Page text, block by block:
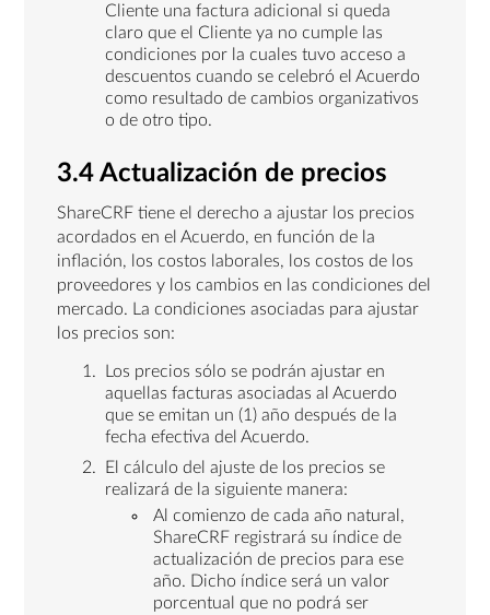
Cliente una factura adicional si queda
claro que el Cliente ya no cumple las
condiciones por la cuales tuvo acceso a
descuentos cuando se celebró el Acuerdo
como resultado de cambios organizativos
o de otro tipo.
3.4 Actualización de precios
ShareCRF tiene el derecho a ajustar los precios
acordados en el Acuerdo, en función de la
inflación, los costos laborales, los costos de los
proveedores y los cambios en las condiciones del
mercado. La condiciones asociadas para ajustar
los precios son:
Los precios sólo se podrán ajustar en
aquellas facturas asociadas al Acuerdo
que se emitan un (1) año después de la
fecha efectiva del Acuerdo.
El cálculo del ajuste de los precios se
realizará de la siguiente manera:
Al comienzo de cada año natural,
ShareCRF registrará su índice de
actualización de precios para ese
año. Dicho índice será un valor
porcentual que no podrá ser